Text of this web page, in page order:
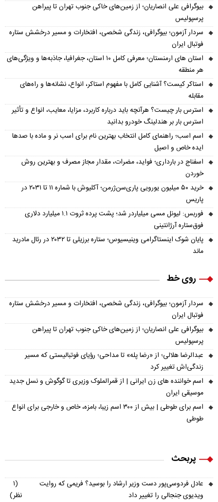
بیوگرافی علی انصاریان؛ از زمین‌های خاکی جنوب تهران تا پیراهن
پرسپولیس
سردار آزمون؛ بیوگرافی، زندگی شخصی، افتخارات و مسیر درخشش ستاره
فوتبال ایران
استان های ارمنستان؛ معرفی کامل ۱۰ استان، جغرافیا، جاذبه‌ها و ویژگی‌های
هر منطقه
استاکر کیست؟ آشنایی کامل با مفهوم استاکر، انواع، نشانه‌ها و راه‌های
مقابله
استرس بار چیست؟ هرآنچه باید درباره کاربرد، مزایا، معایب، انواع و تأثیر
استرس بار بر هندلینگ خودرو بدانید
اسم اسب؛ راهنمای کامل انتخاب بهترین نام برای اسب نر و ماده با صدها
ایده خاص و اصیل
اسفناج در بارداری؛ فواید، مضرات، مقدار مجاز مصرف و بهترین روش
خوردن
خرید ۵۰ میلیون یورویی پاری‌سن‌ژرمن؛ آکلیوش با شماره ۱۱ تا ۲۰۳۱ در
پاریس
فوربس: لیونل مسی میلیاردر شد؛ پشت پرده ثروت ۱.۱ میلیارد دلاری
فوق‌ستاره آرژانتینی
پایان شوک اینستاگرامی وینیسیوس؛ ستاره برزیلی تا ۲۰۳۲ در رئال مادرید
ماند
روی خط
سردار آزمون؛ بیوگرافی، زندگی شخصی، افتخارات و مسیر درخشش ستاره
فوتبال ایران
بیوگرافی علی انصاریان؛ از زمین‌های خاکی جنوب تهران تا پیراهن
پرسپولیس
عبدالرضا هلالی؛ از «رضا پله» تا مداحی؛ رؤیای فوتبالیستی که مسیر
زندگی‌اش تغییر کرد
اسم خواننده های زن ایرانی | از قمرالملوک وزیری تا گوگوش و نسل جدید
موسیقی ایران
اسم برای طوطی | بیش از ۳۰۰ اسم زیبا، بامزه، خاص و خارجی برای انواع
طوطی
پربحث
عادل فردوسی‌پور دست وزیر ارشاد را بوسید؟ فریمی که روایت
ویدیوی جنجالی را تغییر داد
(۱
نظر)